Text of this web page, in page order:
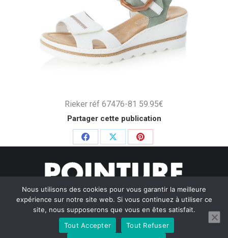
Rieker réf 67476-81 59.95€
Partager cette publication
Partager
Facebook
PartagerPartager
Pinterest
© Pointure Chausseurs - 2020. Dream-Theme — truly
Nous utilisons des cookies pour vous garantir la meilleure
expérience sur notre site web. Si vous continuez à utiliser ce
site, nous supposerons que vous en êtes satisfait.
Tout Accepter
Tout Refuser